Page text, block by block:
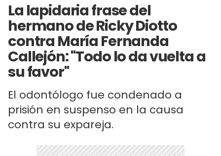
La lapidaria frase del
hermano de Ricky Diotto
contra María Fernanda
Callejón: "Todo lo da vuelta a
su favor"
El odontólogo fue condenado a
prisión en suspenso en la causa
contra su expareja.